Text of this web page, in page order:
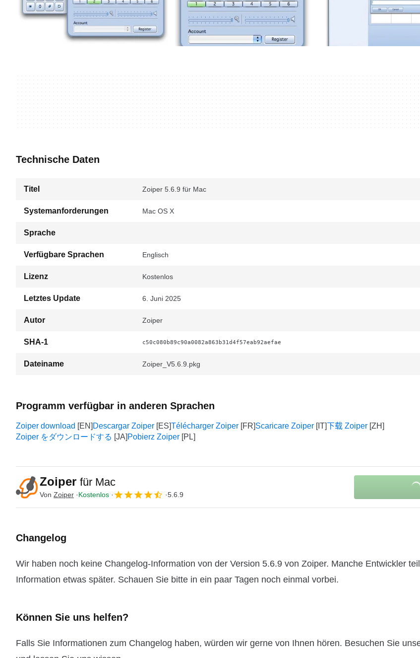
Technische Daten
Titel Zoiper 5.6.9 für Mac
Systemanforderungen Mac OS X
Sprache
Verfügbare Sprachen Englisch
Lizenz Kostenlos
Letztes Update 6. Juni 2025
Autor Zoiper
SHA-1 c50c080b89c90a0082a863b31d4f57eab92aefae
Dateiname Zoiper_V5.6.9.pkg
Programm verfügbar in anderen Sprachen
Zoiper download Descargar Zoiper Télécharger Zoiper Scaricare Zoiper
下载 Zoiper
Zoiper をダウンロードする
Pobierz Zoiper
Zoiper für Mac
Von Zoiper Kostenlos 5.6.9
Changelog
Wir haben noch keine Changelog-Information von der Version 5.6.9 von Zoiper. Manche Entwickler
Information etwas später. Schauen Sie bitte in ein paar Tagen noch einmal vorbei.
Können Sie uns helfen?
Falls Sie Informationen zum Changelog haben, würden wir gerne von Ihnen hören. Besuchen Sie